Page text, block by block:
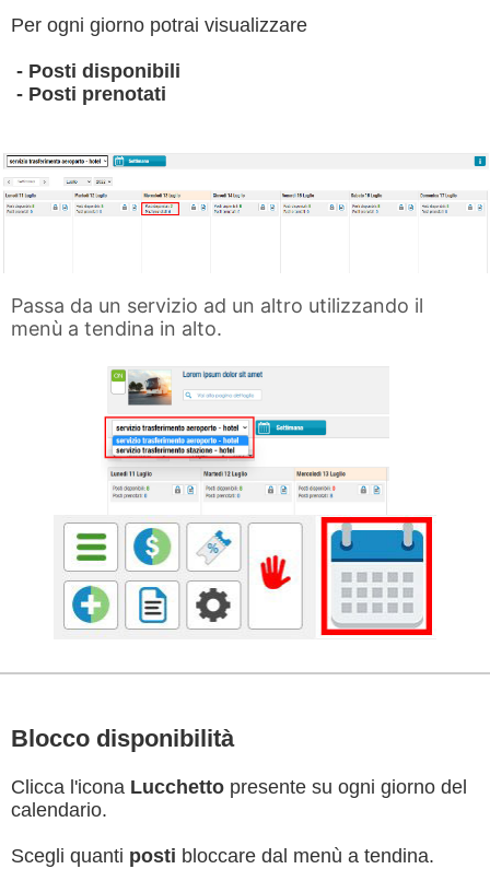
Per ogni giorno potrai visualizzare
- Posti disponibili
- Posti prenotati
Passa da un servizio ad un altro utilizzando il
menù a tendina in alto.
Blocco disponibilità
Clicca l'icona Lucchetto presente su ogni giorno del
calendario.
Scegli quanti posti bloccare dal menù a tendina.